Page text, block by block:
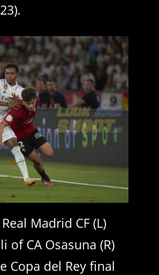
Madrid CF (L)
of CA Osasuna (R)
Copa del Rey final